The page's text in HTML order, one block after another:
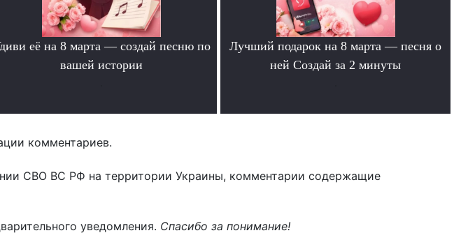
её на 8 марта — создай песню по
вашей истории
Лучший подарок на 8 марта — песня о
ней Создай за 2 минуты
комментариев.
СВО ВС РФ на территории Украины, комментарии содержащие
уведомления. Спасибо за понимание!